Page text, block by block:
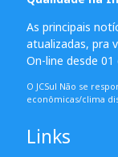
As principais
atualizadas, pra
On-line desde
O JCSul Não se
econômicas/clima
Links